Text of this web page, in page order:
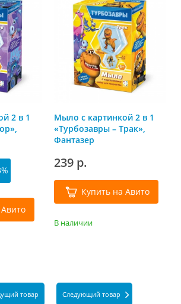
2 в 1
Мыло с картинкой 2 в 1
«Турбозавры – Трак»,
Фантазер
239 р.
Купить на Авито
В наличии
товар Следующий товар